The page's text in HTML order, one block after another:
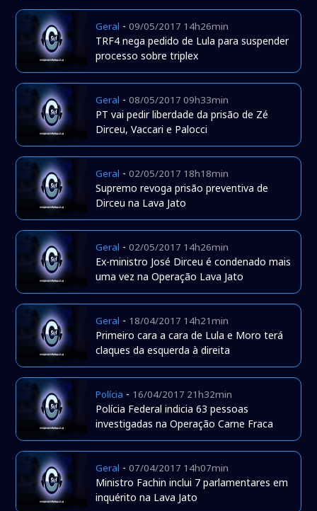
Geral -09/05/2017 14h26min
TRF4 nega pedido de Lula para suspender
processo sobre triplex
Geral -08/05/2017 09h33min
PT vai pedir liberdade da prisão de Zé
Dirceu, Vaccari e Palocci
Geral -02/05/2017 18h18min
Supremo revoga prisão preventiva de
Dirceu na Lava Jato
Geral -02/05/2017 14h26min
Ex-ministro José Dirceu é condenado mais
uma vez na Operação Lava Jato
Geral - 18/04/2017 14h21min
Primeiro cara a cara de Lula e Moro terá
claques da esquerda à direita
Polícia - 16/04/2017 21h32min
Polícia Federal indicia 63 pessoas
investigadas na Operação Carne Fraca
Geral -07/04/2017 14h07min
Ministro Fachin inclui 7 parlamentares em
inquérito na Lava Jato